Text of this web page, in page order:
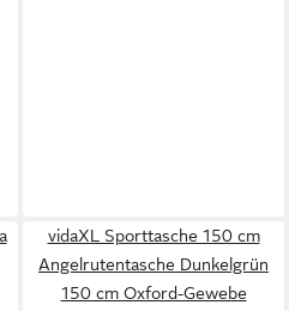
vidaXL Sporttasche 150 cm
Angelrutentasche Dunkelgrün
150 cm Oxford-Gewebe